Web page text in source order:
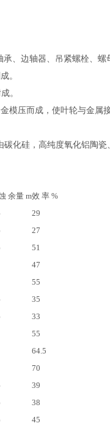
轴器、吊紧螺栓、螺母
。
。
金模压而成，使叶轮
，高纯度氧化铝陶瓷
余量 m效 率 %
29
27
51
47
55
35
33
55
64.5
70
39
38
45